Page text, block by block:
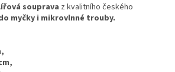
souprava z kvalitního českého
myčky i mikrovlnné trouby.